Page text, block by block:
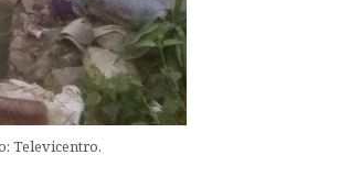
Televicentro.